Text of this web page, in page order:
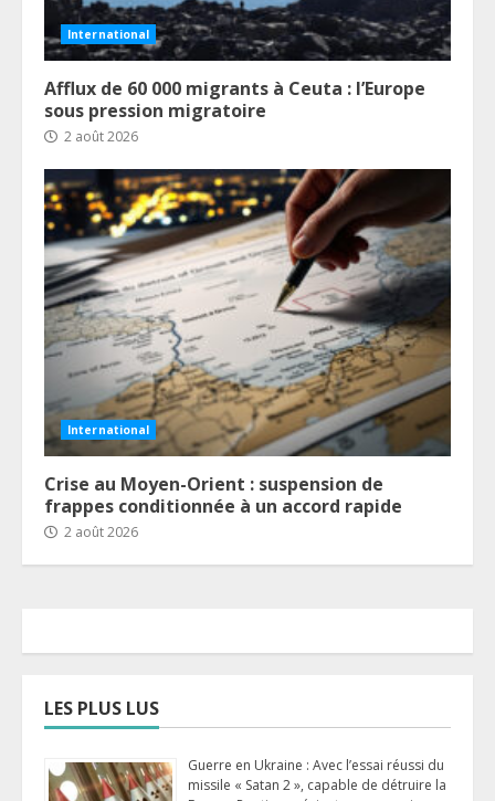
International
Afflux de 60 000 migrants à Ceuta : l’Europe
sous pression migratoire
2 août 2026
International
Crise au Moyen-Orient : suspension de
frappes conditionnée à un accord rapide
2 août 2026
LES PLUS LUS
Guerre en Ukraine : Avec l’essai réussi du
missile « Satan 2 », capable de détruire la